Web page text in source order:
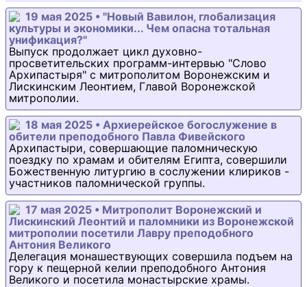
19 мая 2025 • "Новый Вавилон, глобализация
культуры и экономики... Чем опасна тотальная
унификация?"
Выпуск продолжает цикл духовно-
просветительских программ-интервью "Слово
Архипастыря" с митрополитом Воронежским и
Лискинским Леонтием, Главой Воронежской
митрополии.
18 мая 2025 • Архиерейское богослужение в
обители преподобного Павла Фивейского
Архипастыри, совершающие паломническую
поездку по храмам и обителям Египта, совершили
Божественную литургию в сослужении клириков -
участников паломнической группы.
17 мая 2025 • Митрополит Воронежский и
Лискинский Леонтий и паломники из Воронежской
митрополии посетили Лавру преподобного
Антония Великого
Делегация монашествующих совершила подъем на
гору к пещерной келии преподобного Антония
Великого и посетила монастырские храмы.